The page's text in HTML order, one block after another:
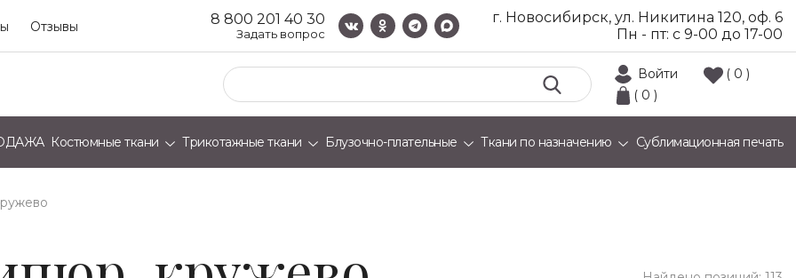
Отзывы 8 800 201 40 30
Задать вопрос
г. Новосибирск, ул. Никитина 120, оф. 6
Пн - пт: с 9-00 до 17-00
Войти
( 0 )
( 0 )
Костюмные ткани Трикотажные ткани Блузочно-плательные Ткани по назначению Сублимационная печать